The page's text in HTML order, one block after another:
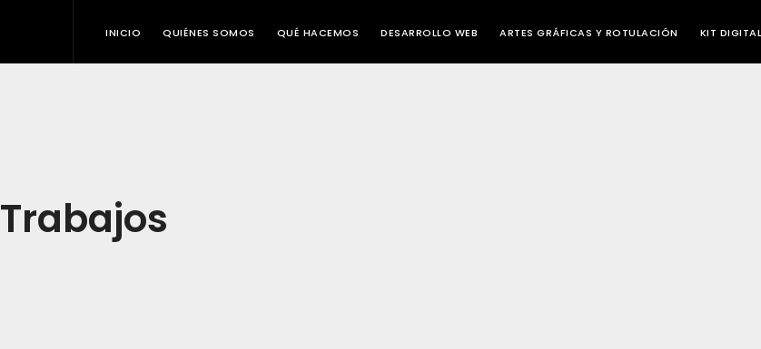
INICIO QUIÉNES SOMOS QUÉ HACEMOS DESARROLLO WEB ARTES GRÁFICAS Y ROTULACIÓN KIT DIGITAL
Trabajos